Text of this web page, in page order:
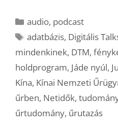
Kategória
audio, podcast
Címkék
adatbázis, Digitális
mindenkinek, DTM,
holdprogram, Jáde nyúl,
Kína, Kínai Nemzeti
űrben, Netidők,
űrtudomány, űrutazás